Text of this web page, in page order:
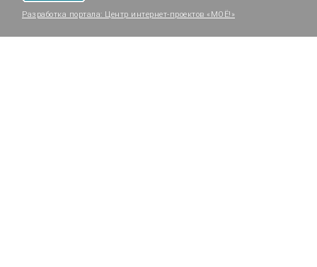
Разработка портала: Центр интернет-проектов «МОЁ!»